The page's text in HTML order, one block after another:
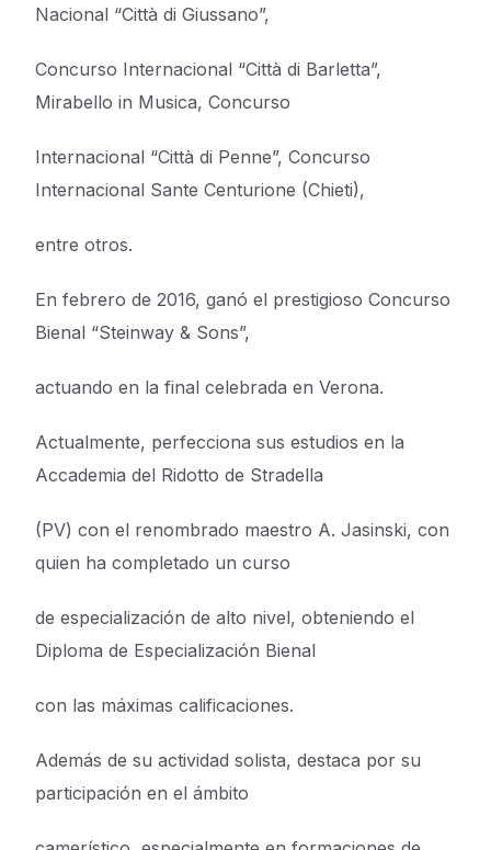
Nacional “Città di Giussano”,
Concurso Internacional “Città di Barletta”,
Mirabello in Musica, Concurso
Internacional “Città di Penne”, Concurso
Internacional Sante Centurione (Chieti),
entre otros.
En febrero de 2016, ganó el prestigioso Concurso
Bienal “Steinway & Sons”,
actuando en la final celebrada en Verona.
Actualmente, perfecciona sus estudios en la
Accademia del Ridotto de Stradella
(PV) con el renombrado maestro A. Jasinski, con
quien ha completado un curso
de especialización de alto nivel, obteniendo el
Diploma de Especialización Bienal
con las máximas calificaciones.
Además de su actividad solista, destaca por su
participación en el ámbito